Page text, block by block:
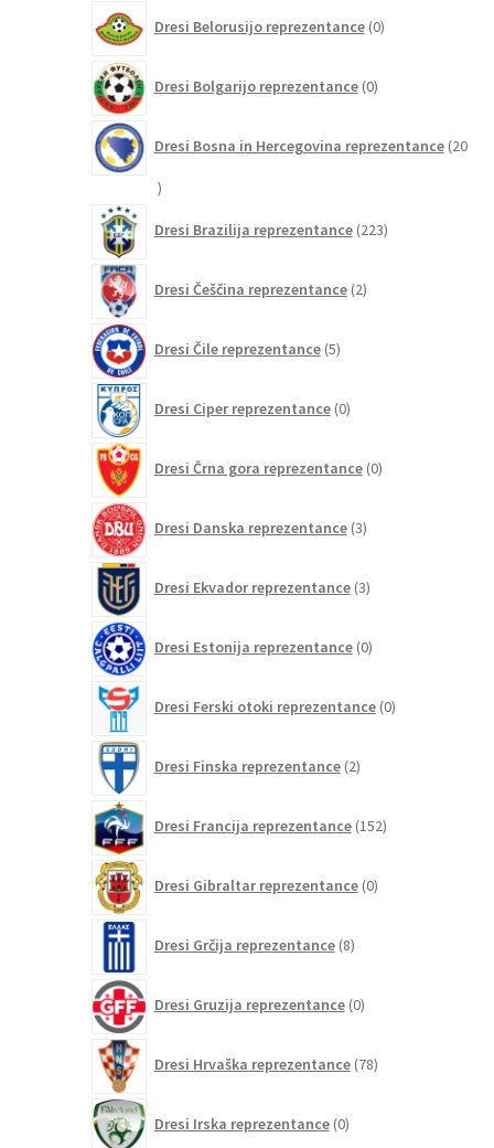
Dresi Belorusijo reprezentance 0izdelkov
Dresi Bolgarijo reprezentance 0izdelkov
Dresi Bosna in Hercegovina reprezentance 20
20
Dresi Brazilija reprezentance 223izdelkov
Dresi Češčina reprezentance 2izdelka
Dresi Čile reprezentance 5izdelkov
Dresi Ciper reprezentance 0izdelkov
Dresi Črna gora reprezentance 0izdelkov
Dresi Danska reprezentance 3izdelki
Dresi Ekvador reprezentance 3izdelki
Dresi Estonija reprezentance 0izdelkov
Dresi Ferski otoki reprezentance 0izdelkov
Dresi Finska reprezentance 2izdelka
Dresi Francija reprezentance 152izdelkov
Dresi Gibraltar reprezentance 0izdelkov
Dresi Grčija reprezentance 8izdelkov
Dresi Gruzija reprezentance 0izdelkov
Dresi Hrvaška reprezentance 78izdelkov
Dresi Irska reprezentance 0izdelkov